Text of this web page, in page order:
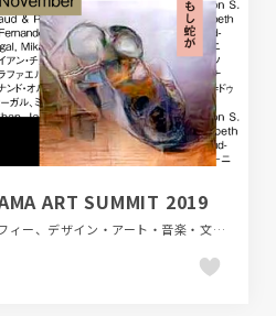
ART SUMMIT 2019
スタイリッシュ、タイポグラフィー、デザイン・アート・音楽・文芸、フラットデザイン、ブランド・サービスサイト、ホワイト系